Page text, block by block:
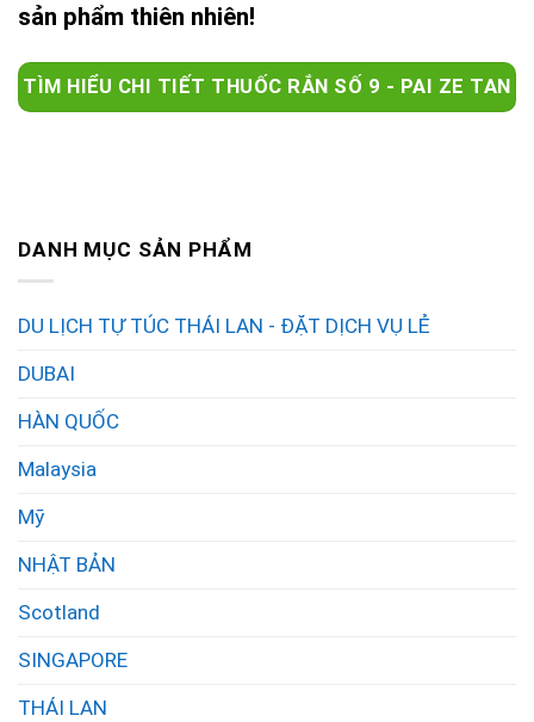
sản phẩm thiên nhiên!
TÌM HIỂU CHI TIẾT THUỐC RẮN SỐ 9 - PAI ZE TAN
DANH MỤC SẢN PHẨM
DU LỊCH TỰ TÚC THÁI LAN - ĐẶT DỊCH VỤ LẺ
DUBAI
HÀN QUỐC
Malaysia
Mỹ
NHẬT BẢN
Scotland
SINGAPORE
THÁI LAN